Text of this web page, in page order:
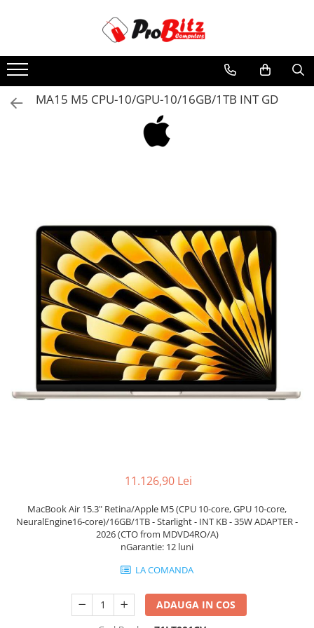
Laptopuri si accesorii
Laptopuri
Hard Disk-uri laptop
Baterii laptop
Componente REFURBISHED Laptop
Hard Disk-uri Refurbished
Accesorii Laptop
Docking stations
Genti Laptop
Incarcatoare laptop
Incarcatoare laptop refurbished
Standuri și Coolere Laptop
Calculatoare Mini NOI
Calculatoare SECOND-HAND
Calculatoare REFURBISHED
Calculatoare WORKSTATION
MA15 M5 CPU-10/GPU-10/16GB/1TB INT GD
11.126,90 Lei
MacBook Air 15.3" Retina/Apple M5 (CPU 10-core, GPU 10-core,
NeuralEngine16-core)/16GB/1TB - Starlight - INT KB - 35W ADAPTER -
2026 (CTO from MDVD4RO/A)
nGarantie: 12 luni
LA COMANDA
ADAUGA IN COS